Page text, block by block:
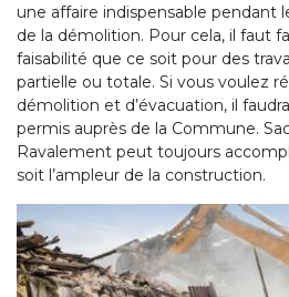
une affaire indispensable pendant
de la démolition. Pour cela, il faut
faisabilité que ce soit pour des
partielle ou totale. Si vous voulez
démolition et d’évacuation, il
permis auprès de la Commune.
Ravalement peut toujours
soit l’ampleur de la construction.